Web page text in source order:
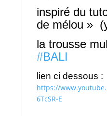
inspiré du
de mélou »
la trousse
#BALI
lien ci dessous :
https://
6TcSR-E